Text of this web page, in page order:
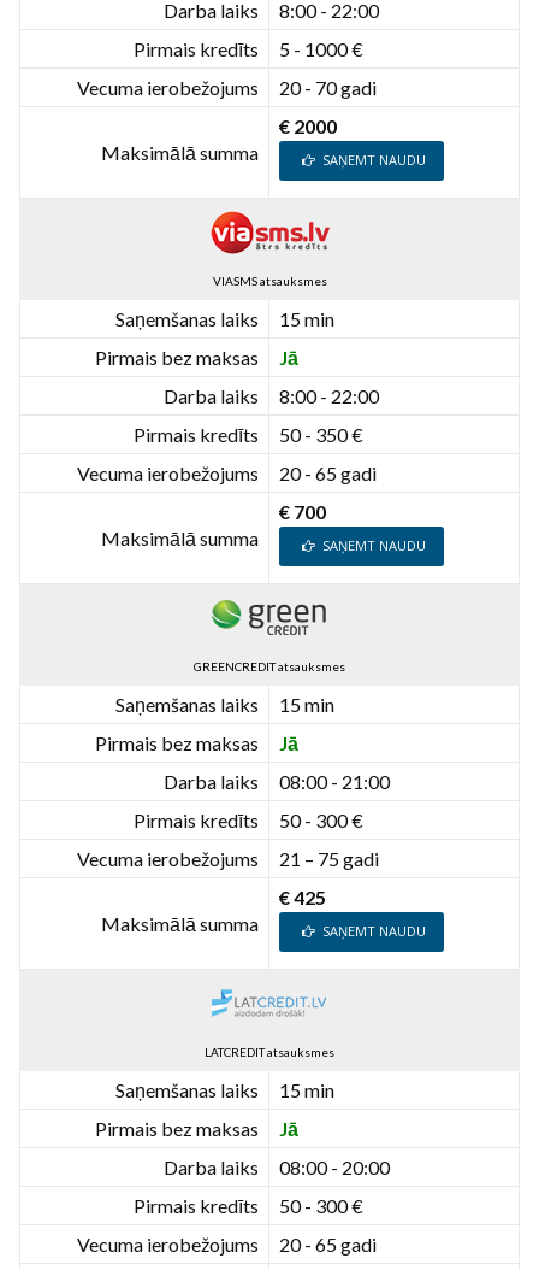
Darba laiks
8:00 - 22:00
Pirmais kredīts
5 - 1000 €
Vecuma ierobežojums
20 - 70 gadi
Maksimālā summa
€ 2000
SAŅEMT NAUDU
VIASMS atsauksmes
Saņemšanas laiks
15 min
Pirmais bez maksas
Jā
Darba laiks
8:00 - 22:00
Pirmais kredīts
50 - 350 €
Vecuma ierobežojums
20 - 65 gadi
Maksimālā summa
€ 700
SAŅEMT NAUDU
GREENCREDIT atsauksmes
Saņemšanas laiks
15 min
Pirmais bez maksas
Jā
Darba laiks
08:00 - 21:00
Pirmais kredīts
50 - 300 €
Vecuma ierobežojums
21 – 75 gadi
Maksimālā summa
€ 425
SAŅEMT NAUDU
LATCREDIT atsauksmes
Saņemšanas laiks
15 min
Pirmais bez maksas
Jā
Darba laiks
08:00 - 20:00
Pirmais kredīts
50 - 300 €
Vecuma ierobežojums
20 - 65 gadi